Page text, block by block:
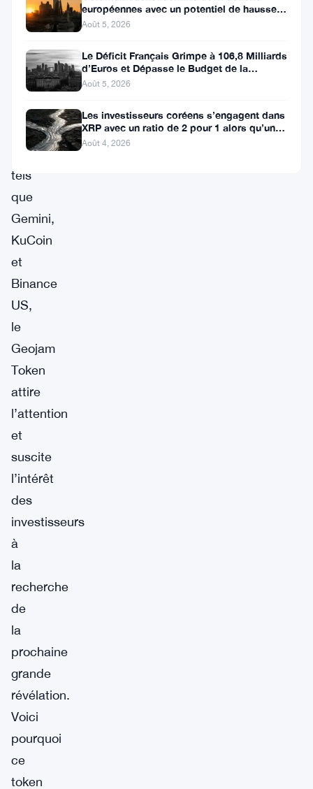
marque
des
échanges
premier
plan
tels
que
Gemini,
KuCoin
et
Binance
US,
le
Geojam
Token
attire
l’attention
et
suscite
l’intérêt
des
investisseurs
à
la
recherche
de
la
prochaine
grande
révélation.
Voici
pourquoi
ce
token
européennes avec un potentiel de hausse
de plus de 100 %
Août 5, 2026
Le Déficit Français Grimpe à 106,8 Milliards
d’Euros et Dépasse le Budget de la
Défense
Août 5, 2026
Les investisseurs coréens s’engagent dans
XRP avec un ratio de 2 pour 1 alors qu’un
canal de 80 jours se
Août 4, 2026